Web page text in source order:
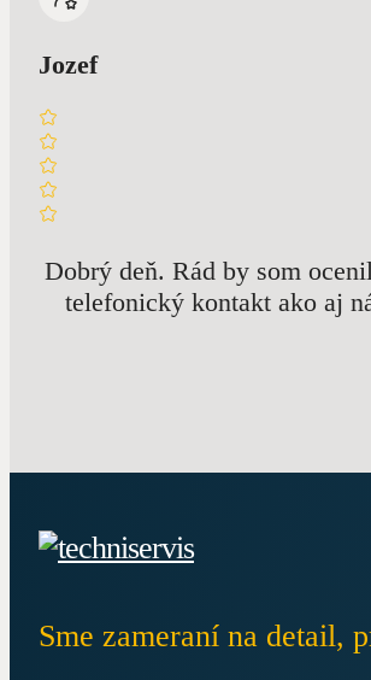
Jozef
Dobrý deň. Rád by som
telefonický kontakt ako aj
Sme zameraní na detail,